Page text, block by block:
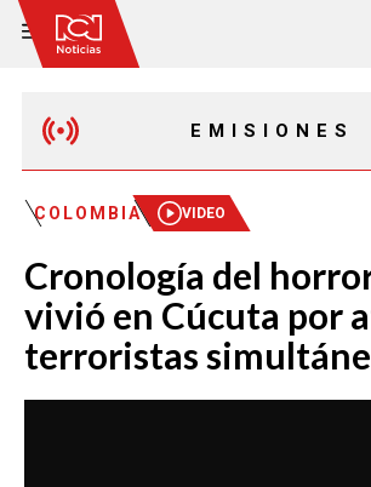
EMISIONES
MAÑANA EXPRESS
EMISIÓN 12:30 PM
EMISIÓN 7:00 PM
COLOMBIA VIDEO
Cronología del
vivió en Cúcuta por
terroristas